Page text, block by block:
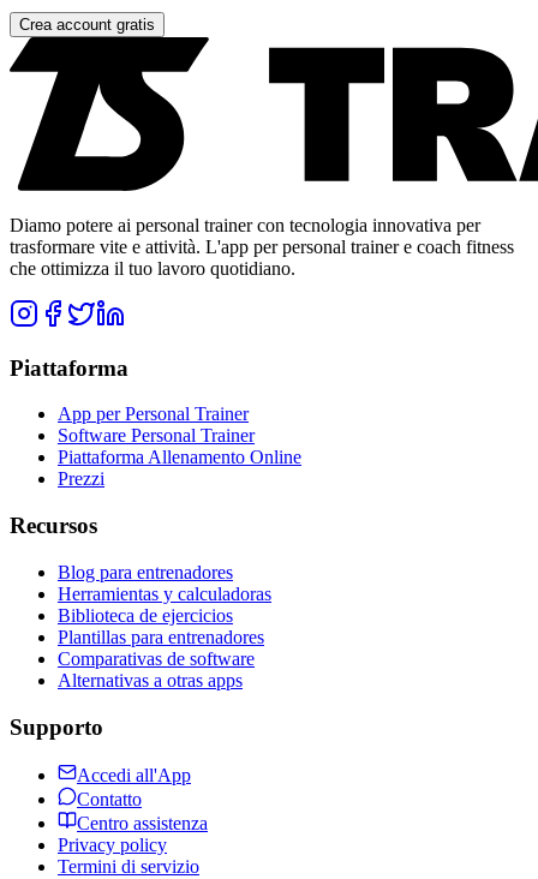
Crea account gratis
Diamo potere ai personal trainer con tecnologia innovativa per
trasformare vite e attività. L'app per personal trainer e coach fitness
che ottimizza il tuo lavoro quotidiano.
Piattaforma
App per Personal Trainer
Software Personal Trainer
Piattaforma Allenamento Online
Prezzi
Recursos
Blog para entrenadores
Herramientas y calculadoras
Biblioteca de ejercicios
Plantillas para entrenadores
Comparativas de software
Alternativas a otras apps
Supporto
Accedi all'App
Contatto
Centro assistenza
Privacy policy
Termini di servizio